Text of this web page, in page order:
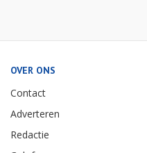
OVER ONS
Contact
Adverteren
Redactie